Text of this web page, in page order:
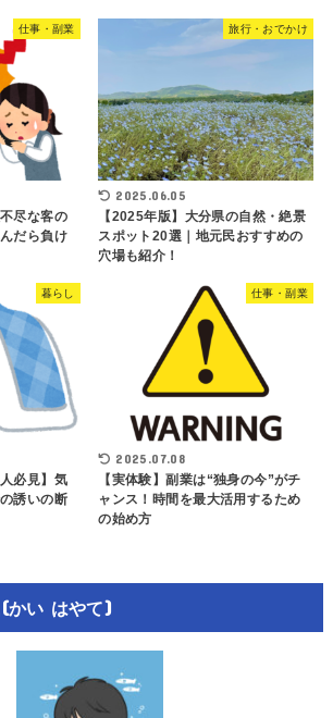
仕事・副業
尽な客の
だら負け
旅行・おでかけ
2025.06.05
【2025年版】大分県の自然・絶景
スポット20選｜地元民おすすめの
穴場も紹介！
暮らし
必見】気
誘いの断
仕事・副業
2025.07.08
【実体験】副業は“独身の今”がチ
ャンス！時間を最大活用するため
の始め方
かい はやて)